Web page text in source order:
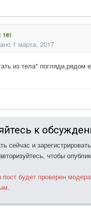
181
1 марта, 2017
из тела" погляди,рядом
к
сейчас и
, чтобы
будет проверен